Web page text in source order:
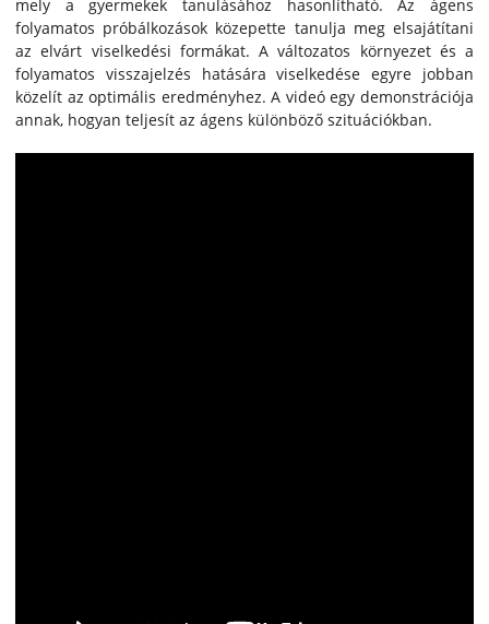
mely a gyermekek tanulásához hasonlítható. Az ágens
folyamatos próbálkozások közepette tanulja meg elsajátítani
az elvárt viselkedési formákat. A változatos környezet és a
folyamatos visszajelzés hatására viselkedése egyre jobban
közelít az optimális eredményhez. A videó egy demonstrációja
annak, hogyan teljesít az ágens különböző szituációkban.